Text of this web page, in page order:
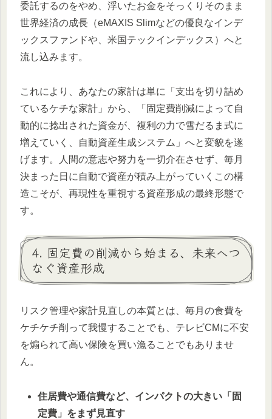
委託するのをやめ、浮いたお金をそっくりそのまま
世界経済の成長（eMAXIS Slimなどの優良なインデ
ックスファンドや、米国テックインデックス）へと
流し込みます。
これにより、あなたの家計は単に「支出を切り詰め
ているケチな家計」から、「固定費削減によって自
動的に捻出された資金が、複利の力で雪だるま式に
増えていく、自動資産生成システム」へと変貌を遂
げます。人間の意志や努力を一切介在させず、毎月
決まった日に自動で資産が積み上がっていくこの構
造こそが、再現性を重視する資産形成の最終形態で
す。
4. 固定費の削減から始まる、未来へつ
なぐ資産形成
リスク管理や家計見直しの本質とは、毎月の食費を
ケチケチ削って我慢することでも、テレビCMに不安
を煽られて高い保険を買い漁ることでもありませ
ん。
住居費や通信費など、インパクトの大きい「固
定費」をまず見直す